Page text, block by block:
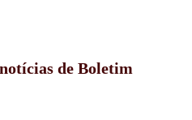
de Boletim